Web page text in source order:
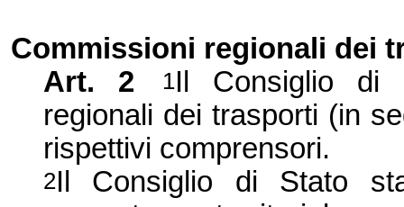
Commissioni regionali dei
Art. 2
1Il Consiglio di
regionali dei trasporti (in
rispettivi comprensori.
2Il Consiglio di Stato